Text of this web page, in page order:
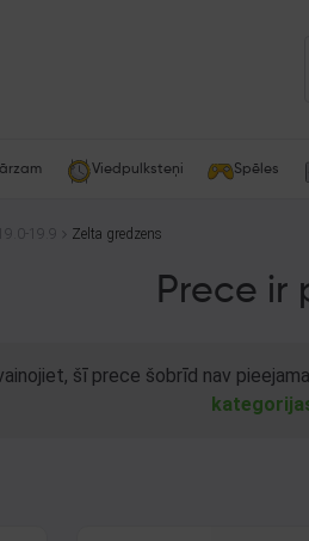
Viedpulksteņi Spēles
19.9 Zelta gredzens
Prece ir
šī prece šobrīd nav